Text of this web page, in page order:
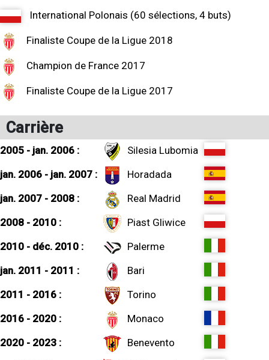
International Polonais (60 sélections, 4 buts)
Finaliste Coupe de la Ligue 2018
Champion de France 2017
Finaliste Coupe de la Ligue 2017
Carrière
2005 - jan. 2006 :
Silesia Lubomia
jan. 2006 - jan. 2007 :
Horadada
jan. 2007 - 2008 :
Real Madrid
2008 - 2010 :
Piast Gliwice
2010 - déc. 2010 :
Palerme
jan. 2011 - 2011 :
Bari
2011 - 2016 :
Torino
2016 - 2020 :
Monaco
2020 - 2023 :
Benevento